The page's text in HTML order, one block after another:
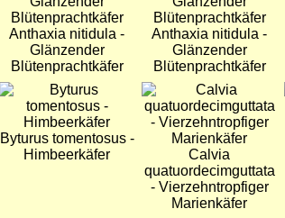
Anthaxia nitidula -
Glänzender
Blütenprachtkäfer
Anthaxia nitidula -
Glänzender
Blütenprachtkäfer
Bild
Byturus tomentosus -
Himbeerkäfer
Bild
Calvia
quatuordecimguttata
- Vierzehntropfiger
Marienkäfer